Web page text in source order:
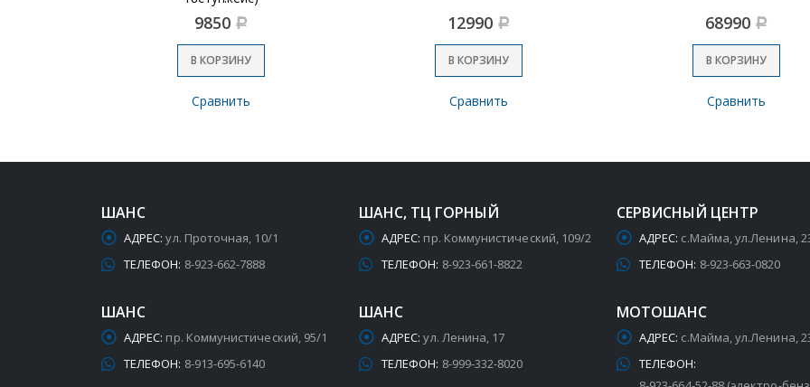
9850 Р
В КОРЗИНУ
Сравнить
12990 Р
В КОРЗИНУ
Сравнить
68990 Р
В КОРЗИНУ
Сравнить
ШАНС
АДРЕС: ул. Проточная, 10/1
ТЕЛЕФОН: 8-923-662-7888
ШАНС
АДРЕС: пр. Коммунистический, 95/1
ТЕЛЕФОН: 8-913-695-6140
ШАНС, ТЦ ГОРНЫЙ
АДРЕС: пр. Коммунистический, 109/2
ТЕЛЕФОН: 8-923-661-8822
ШАНС
АДРЕС: ул. Ленина, 17
ТЕЛЕФОН: 8-999-332-8020
СЕРВИСНЫЙ ЦЕНТР
АДРЕС: с.Майма, ул.Ленина,
ТЕЛЕФОН: 8-923-663-0820
МОТОШАНС
АДРЕС: с.Майма, ул.Ленина,
ТЕЛЕФОН: